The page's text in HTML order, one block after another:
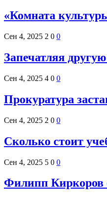
«Комната
Сен 4, 2025 2 0 0
Запечатляя
Сен 4, 2025 4 0 0
Прокуратура
Сен 4, 2025 2 0 0
Сколько стоит
Сен 4, 2025 5 0 0
Филипп Киркоров